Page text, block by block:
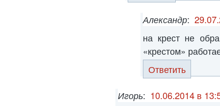
Александр:
на крест не
«крестом»
Ответить
Игорь: 10.06.2014 в